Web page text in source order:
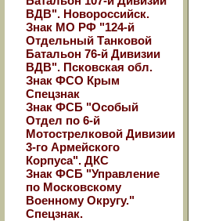
ВДВ". Новороссийск.
Знак МО РФ "124-й
Отдельный Танковой
Батальон 76-й Дивизии
ВДВ". Псковская обл.
Знак ФСО Крым
Спецзнак
Знак ФСБ "Особый
Отдел по 6-й
Мотострелковой Дивизии
3-го Армейского
Корпуса". ДКС
Знак ФСБ "Управление
по Московскому
Военному Округу."
Спецзнак.